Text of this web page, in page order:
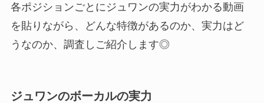
各ポジションごとにジュワンの実力がわかる動画
を貼りながら、どんな特徴があるのか、実力はど
うなのか、調査しご紹介します◎
ジュワンのボーカルの実力